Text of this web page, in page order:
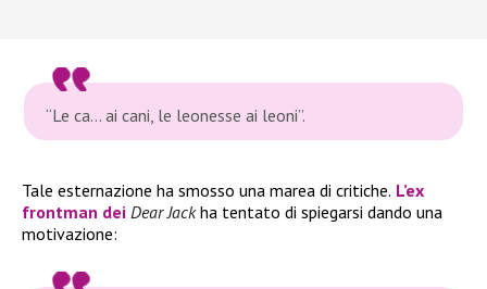
“Le ca… ai cani, le leonesse ai leoni”.
Tale esternazione ha smosso una marea di critiche. L’ex
frontman dei Dear Jack ha tentato di spiegarsi dando una
motivazione: